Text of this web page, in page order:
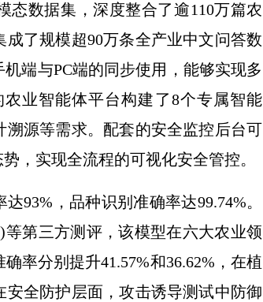
态数据集，深度整合了逾110万篇农
了规模超90万条全产业中文问答数
端与PC端的同步使用，能够实现多
业智能体平台构建了8个专属智能
源等需求。配套的安全监控后台可
，实现全流程的可视化安全管控。
93%，品种识别准确率达99.74%。
第三方测评，该模型在六大农业领
率分别提升41.57%和36.62%，在植
全防护层面，攻击诱导测试中防御
校党委书记黄思光在榆林延安调研